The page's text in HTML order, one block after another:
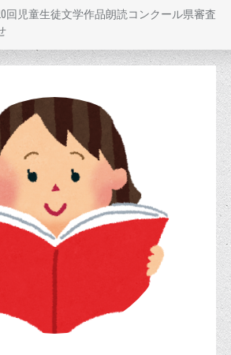
回児童生徒文学作品朗読コンクール県審査